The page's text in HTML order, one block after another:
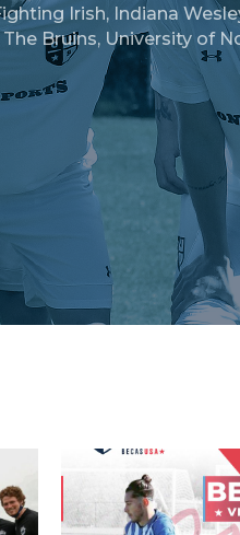
Irish, Indiana
The Bruins, University of